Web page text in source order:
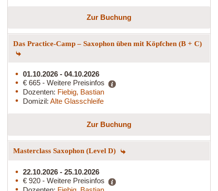
Zur Buchung
Das Practice-Camp – Saxophon üben mit Köpfchen (B + C)
01.10.2026 - 04.10.2026
€ 665 - Weitere Preisinfos
Dozenten: Fiebig, Bastian
Domizil: Alte Glasschleife
Zur Buchung
Masterclass Saxophon (Level D)
22.10.2026 - 25.10.2026
€ 920 - Weitere Preisinfos